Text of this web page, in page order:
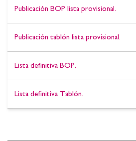
Publicación BOP lista provisional.
Publicación tablón lista provisional.
Lista definitiva BOP.
Lista definitiva Tablón.